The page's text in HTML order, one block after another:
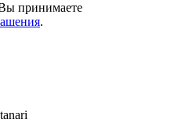
принимаете
.